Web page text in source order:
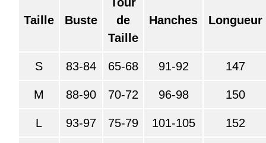
Taille Buste
de
Taille
Hanches Longueur
S 83-84 65-68 91-92 147
M 88-90 70-72 96-98 150
L 93-97 75-79 101-105 152